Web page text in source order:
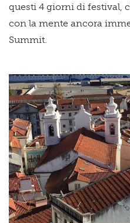
questi 4 giorni di festival,
con la mente ancora
Summit.